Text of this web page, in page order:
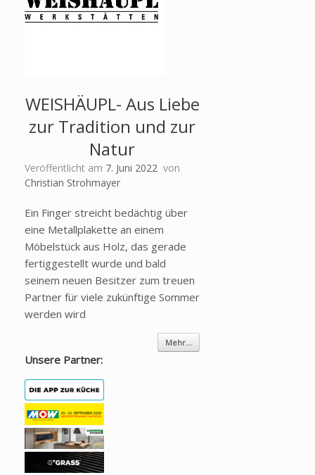
WEISHÄUPL- Aus Liebe
zur Tradition und zur
Natur
Veröffentlicht am 7. Juni 2022 von
Christian Strohmayer
Ein Finger streicht bedächtig über
eine Metallplakette an einem
Möbelstück aus Holz, das gerade
fertiggestellt wurde und bald
seinem neuen Besitzer zum treuen
Partner für viele zukünftige Sommer
werden wird
Mehr...
Unsere Partner: